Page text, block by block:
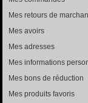
Mes retours de
Mes avoirs
Mes adresses
Mes informations
Mes bons de réduction
Mes produits favoris